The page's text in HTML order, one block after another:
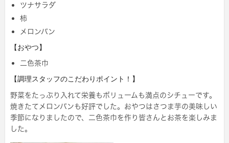
ツナサラダ
柿
メロンパン
【おやつ】
二色茶巾
【調理スタッフのこだわりポイント！】
野菜をたっぷり入れて栄養もボリュームも満点のシチューです。
焼きたてメロンパンも好評でした。おやつはさつま芋の美味しい
季節になりましたので、二色茶巾を作り皆さんとお茶を楽しみま
した。